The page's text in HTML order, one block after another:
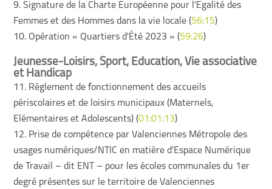
9. Signature de la Charte Européenne pour l'Egalité des
Femmes et des Hommes dans la vie locale (56:15)
10. Opération « Quartiers d'Été 2023 » (59:26)
Jeunesse-Loisirs, Sport, Education, Vie associative
et Handicap
11. Règlement de fonctionnement des accueils
périscolaires et de loisirs municipaux (Maternels,
Elémentaires et Adolescents) (01:01:13)
12. Prise de compétence par Valenciennes Métropole des
usages numériques/NTIC en matière d'Espace Numérique
de Travail – dit ENT – pour les écoles communales du 1er
degré présentes sur le territoire de Valenciennes